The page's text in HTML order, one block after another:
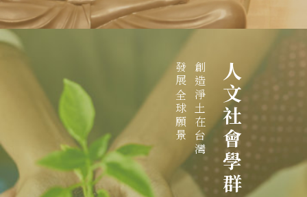
人文社會學群
創造淨土在台灣
發展全球願景